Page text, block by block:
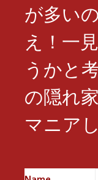
が多い
え！一
うかと
の隠れ
マニア